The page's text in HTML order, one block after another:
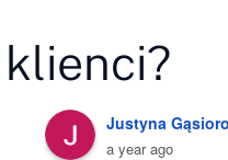
Roman Płatnerz
2 years ago